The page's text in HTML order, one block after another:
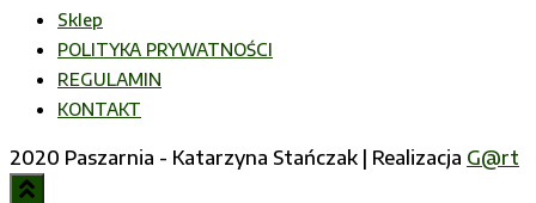
Sklep
POLITYKA PRYWATNOŚCI
REGULAMIN
KONTAKT
2020 Paszarnia - Katarzyna Stańczak | Realizacja G@rt